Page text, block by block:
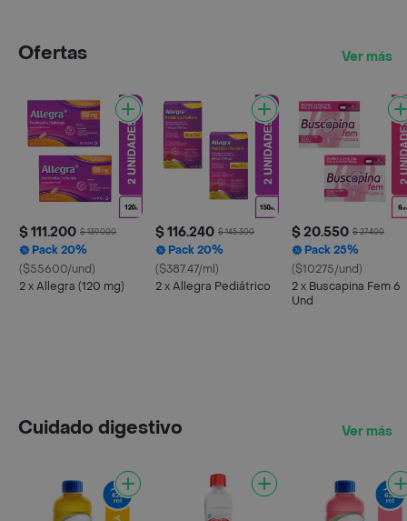
Ofertas Ver más
$ 111.200 $ 139.000
Pack 20%
($55600/und)
2 x Allegra (120 mg)
$ 116.240 $ 145.300
Pack 20%
($387.47/ml)
2 x Allegra Pediátrico
$ 20.550 $ 27.400
Pack 25%
($10275/und)
2 x Buscapina Fem 6
Und
Cuidado digestivo Ver más